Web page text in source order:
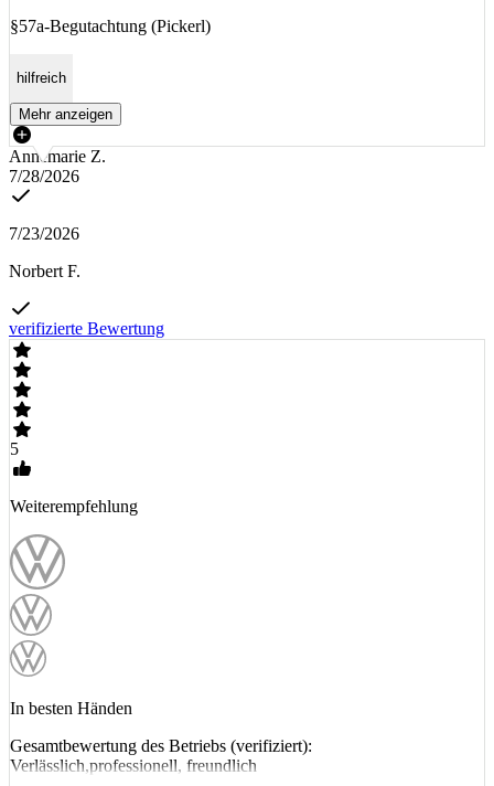
§57a-Begutachtung (Pickerl)
hilfreich
Mehr anzeigen
Annemarie Z.
7/28/2026
7/23/2026
Norbert F.
verifizierte Bewertung
5
Weiterempfehlung
In besten Händen
Gesamtbewertung des Betriebs (verifiziert):
Verlässlich,professionell, freundlich